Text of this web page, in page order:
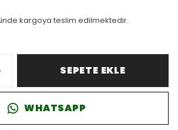
kargoya teslim edilmektedir.
SEPETE EKLE
WHATSAPP